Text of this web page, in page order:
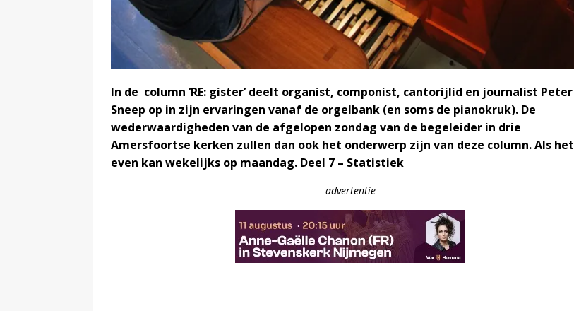
In de column ‘RE: gister’ deelt organist, componist, cantorijlid en journalist Peter
Sneep op in zijn ervaringen vanaf de orgelbank (en soms de pianokruk). De
wederwaardigheden van de afgelopen zondag van de begeleider in drie
Amersfoortse kerken zullen dan ook het onderwerp zijn van deze column. Als het
even kan wekelijks op maandag. Deel 7 – Statistiek
advertentie